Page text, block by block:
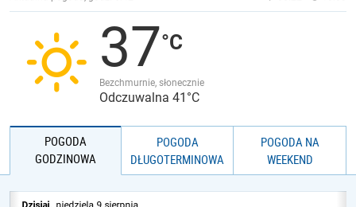
JAKOŚĆ POWIETRZA37
Bezchmurnie, słonecznie
Odczuwalna 41°C
POGODA
GODZINOWA
POGODA
DŁUGOTERMINOWA
POGODA NA
WEEKEND